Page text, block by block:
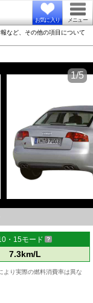
お気に入り メニュー
など、その他の項目について
1/5
・15モード
7.3km/L
り実際の燃料消費率は異な